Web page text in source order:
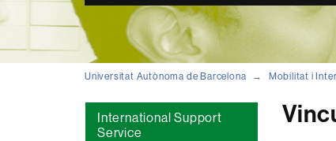
Universitat Autònoma de Barcelona Mobilitat i
International Support
Service